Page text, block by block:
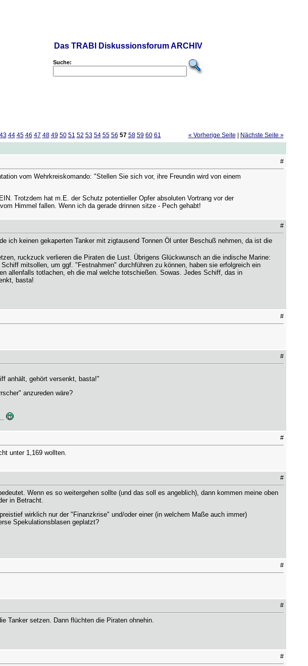
Das TRABI Diskussionsforum ARCHIV
Suche:
43 44 45 46 47 48 49 50 51 52 53 54 55 56 57 58 59 60 61 « Vorherige Seite
Nächste Seite »
#
vom Wehrkreiskomando: "Stellen Sie sich vor, ihre Freundin wird von einem
Trotzdem hat m.E. der Schutz potentieller Opfer absoluten Vortrang vor der
Himmel fallen. Wenn ich da gerade drinnen sitze - Pech gehabt!
#
ich keinen gekaperten Tanker mit zigtausend Tonnen Öl unter Beschuß nehmen, da ist die
ruckzuck verlieren die Piraten die Lust. Übrigens Glückwunsch an die indische Marine:
mitsollen, um ggf. "Festnahmen" durchführen zu können, haben sie erfolgreich ein
allenfalls totlachen, eh die mal welche totschießen. Sowas. Jedes Schiff, das in
basta!
#
#
anhält, gehört versenkt, basta!"
anzureden wäre?
#
unter 1,169 wollten.
#
Wenn es so weitergehen sollte (und das soll es angeblich), dann kommen meine oben
in Betracht.
wirklich nur der "Finanzkrise" und/oder einer (in welchem Maße auch immer)
Spekulationsblasen geplatzt?
#
#
Tanker setzen. Dann flüchten die Piraten ohnehin.
#